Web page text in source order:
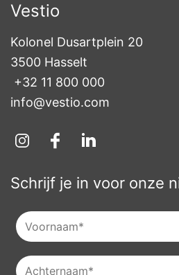
Vestio
Kolonel Dusartplein 20
3500 Hasselt
+32 11 800 000
info@vestio.com
Schrijf je in voor onze